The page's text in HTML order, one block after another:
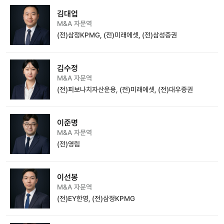
김대업
M&A 자문역
(전)삼정KPMG, (전)미래에셋, (전)삼성증권
김수정
M&A 자문역
(전)피보나치자산운용, (전)미래에셋, (전)대우증권
이준명
M&A 자문역
(전)영림
이선봉
M&A 자문역
(전)EY한영, (전)삼정KPMG